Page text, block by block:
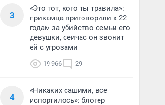
3
«Это тот, кого ты травила»:
прикамца приговорили к 22
годам за убийство семьи его
девушки, сейчас он звонит
ей с угрозами
19 966 29
4
«Никаких сашими, все
испортилось»: блогер